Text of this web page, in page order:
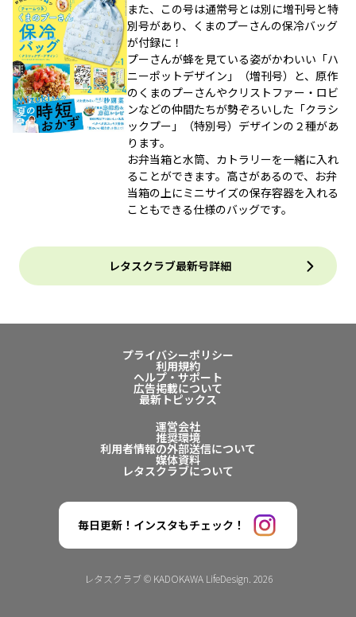
また、この号は通常号とは別に増刊号と特
別号があり、くまのプーさんの保冷バッグ
が付録に！
プーさんが蜂を見ている姿がかわいい「ハ
ニーポットデザイン」（増刊号）と、原作
のくまのプーさんやクリストファー・ロビ
ンなどの仲間たちが勢ぞろいした「クラシ
ックプー」（特別号）デザインの２種があ
ります。
お弁当箱と水筒、カトラリーを一緒に入れ
ることができます。高さがあるので、お弁
当箱の上にミニサイズの保存容器を入れる
こともできる仕様のバッグです。
レタスクラブ最新号詳細
プライバシーポリシー
利用規約
ヘルプ・サポート
広告掲載について
最新トピックス
運営会社
推奨環境
利用者情報の外部送信について
媒体資料
レタスクラブについて
毎日更新！インスタもチェック！
レタスクラブ © KADOKAWA LifeDesign. 2026